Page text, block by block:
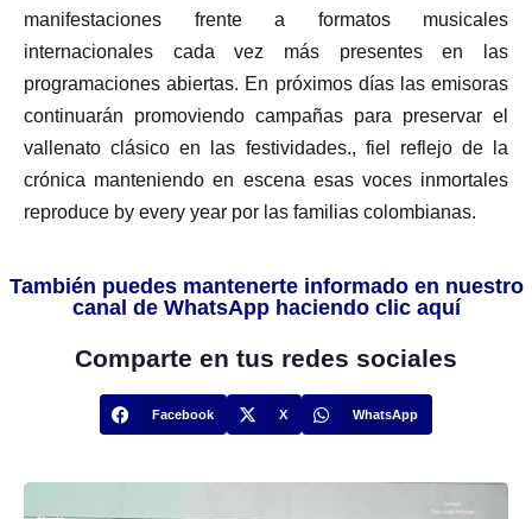
manifestaciones frente a formatos musicales
internacionales cada vez más presentes en las
programaciones abiertas. En próximos días las emisoras
continuarán promoviendo campañas para preservar el
vallenato clásico en las festividades., fiel reflejo de la
crónica manteniendo en escena esas voces inmortales
reproduce by every year por las familias colombianas.
También puedes mantenerte informado en nuestro
canal de WhatsApp haciendo clic aquí
Comparte en tus redes sociales
Facebook X WhatsApp